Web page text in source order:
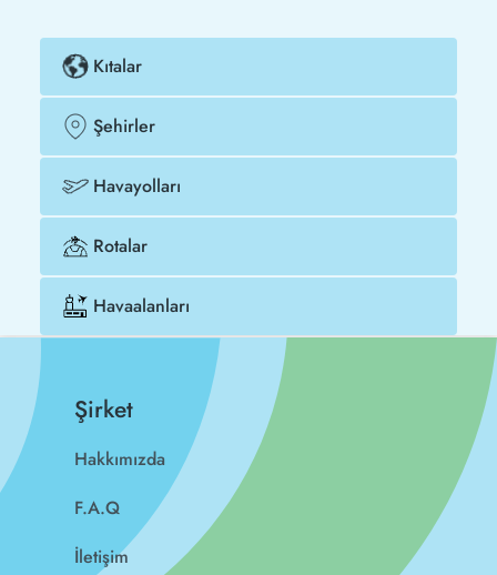
Kıtalar
Şehirler
Havayolları
Rotalar
Havaalanları
Şirket
Hakkımızda
F.A.Q
İletişim